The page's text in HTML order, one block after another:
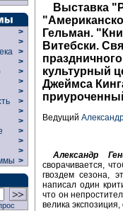
>
>
>
>
>
>
>
>
>
>
>
>
>
>
Выставка
Гельман.
Витебски.
культурный
Джеймса
Ведущий
Александр
сворачивается,
гвоздем сезона,
написал один
что он
велика